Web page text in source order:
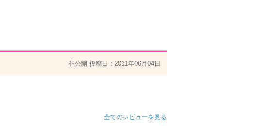
非公開 投稿日：2011年06月04日
全てのレビューを見る